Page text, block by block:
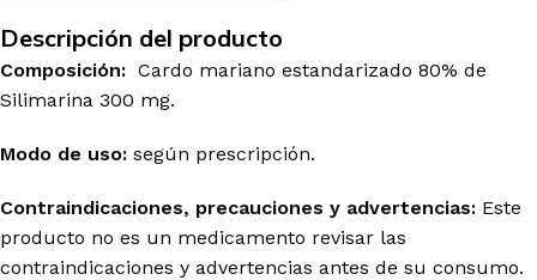
Descripción del producto
Composición: Cardo mariano estandarizado 80% de
Silimarina 300 mg.
Modo de uso: según prescripción.
Contraindicaciones, precauciones y advertencias: Este
producto no es un medicamento revisar las
contraindicaciones y advertencias antes de su consumo.